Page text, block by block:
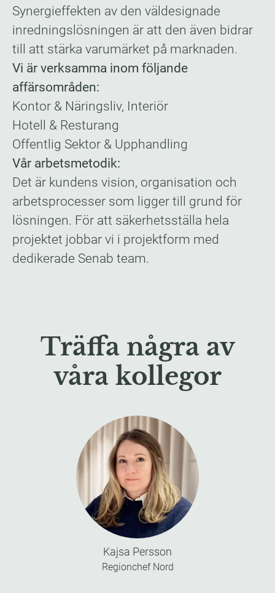
Synergieffekten av den väldesignade
inredningslösningen är att den även bidrar
till att stärka varumärket på marknaden.
Vi är verksamma inom följande
affärsområden:
Kontor & Näringsliv, Interiör
Hotell & Resturang
Offentlig Sektor & Upphandling
Vår arbetsmetodik:
Det är kundens vision, organisation och
arbetsprocesser som ligger till grund för
lösningen. För att säkerhetsställa hela
projektet jobbar vi i projektform med
dedikerade Senab team.
Träffa några av
våra kollegor
Kajsa Persson
Regionchef Nord